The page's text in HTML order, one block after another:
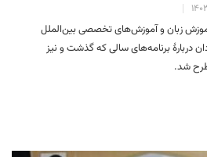
زبان و آموزش‌های تخصصی بین‌الملل
دربارهٔ برنامه‌های سالی که گذشت و نیز
شد.